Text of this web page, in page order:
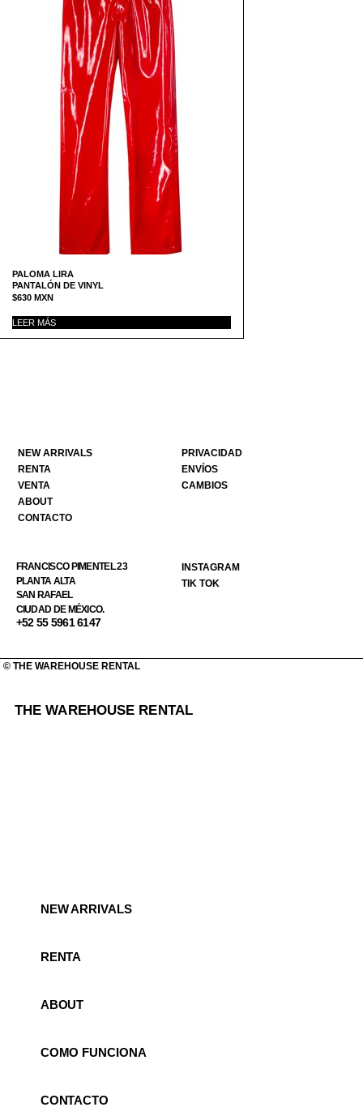
PALOMA LIRA
PANTALÓN DE VINYL
$630 MXN
LEER MÁS
NEW ARRIVALS
RENTA
VENTA
ABOUT
CONTACTO
PRIVACIDAD
ENVÍOS
CAMBIOS
FRANCISCO PIMENTEL 23
PLANTA ALTA
SAN RAFAEL
CIUDAD DE MÉXICO.
+52 55 5961 6147
INSTAGRAM
TIK TOK
© THE WAREHOUSE RENTAL
THE WAREHOUSE RENTAL
NEW ARRIVALS
RENTA
ABOUT
COMO FUNCIONA
CONTACTO